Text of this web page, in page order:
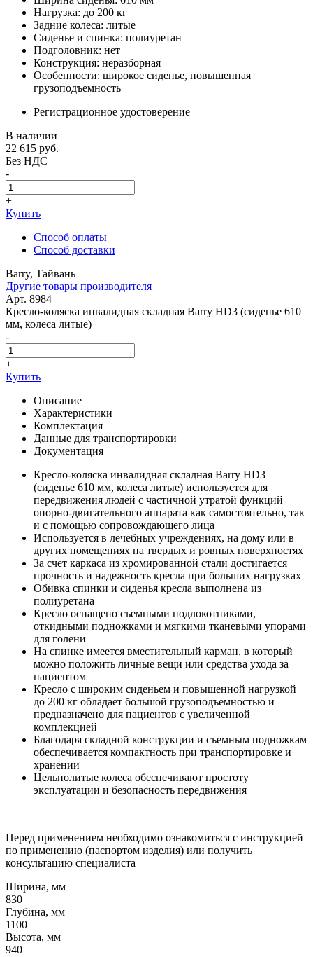
Нагрузка: до 200 кг
Задние колеса: литые
Сиденье и спинка: полиуретан
Подголовник: нет
Конструкция: неразборная
Особенности: широкое сиденье, повышенная
грузоподъемность
Регистрационное удостоверение
В наличии
22 615 руб.
Без НДС
-
+
Купить
Способ оплаты
Способ доставки
Barry, Тайвань
Другие товары производителя
Арт. 8984
Кресло-коляска инвалидная складная Barry HD3 (сиденье 610
мм, колеса литые)
-
+
Купить
Описание
Характеристики
Комплектация
Данные для транспортировки
Документация
Кресло-коляска инвалидная складная Barry HD3
(сиденье 610 мм, колеса литые) используется для
передвижения людей с частичной утратой функций
опорно-двигательного аппарата как самостоятельно, так
и с помощью сопровождающего лица
Используется в лечебных учреждениях, на дому или в
других помещениях на твердых и ровных поверхностях
За счет каркаса из хромированной стали достигается
прочность и надежность кресла при больших нагрузках
Обивка спинки и сиденья кресла выполнена из
полиуретана
Кресло оснащено съемными подлокотниками,
откидными подножками и мягкими тканевыми упорами
для голени
На спинке имеется вместительный карман, в который
можно положить личные вещи или средства ухода за
пациентом
Кресло с широким сиденьем и повышенной нагрузкой
до 200 кг обладает большой грузоподъемностью и
предназначено для пациентов с увеличенной
комплекцией
Благодаря складной конструкции и съемным подножкам
обеспечивается компактность при транспортировке и
хранении
Цельнолитые колеса обеспечивают простоту
эксплуатации и безопасность передвижения
Перед применением необходимо ознакомиться с инструкцией
по применению (паспортом изделия) или получить
консультацию специалиста
Ширина, мм
830
Глубина, мм
1100
Высота, мм
940